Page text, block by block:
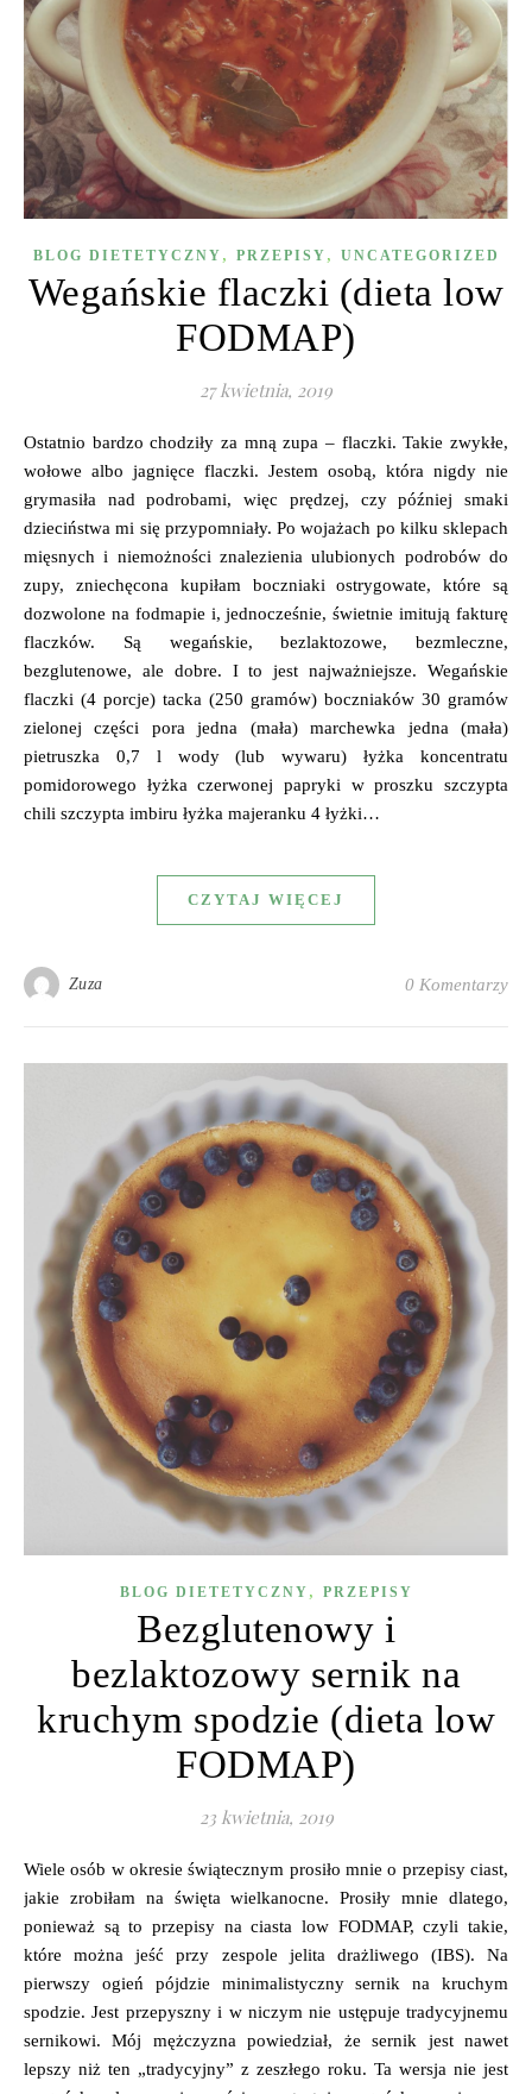
BLOG DIETETYCZNY , PRZEPISY , UNCATEGORIZED
Wegańskie flaczki (dieta low
FODMAP)
27 kwietnia, 2019
Ostatnio bardzo chodziły za mną zupa – flaczki. Takie zwykłe,
wołowe albo jagnięce flaczki. Jestem osobą, która nigdy nie
grymasiła nad podrobami, więc prędzej, czy później smaki
dzieciństwa mi się przypomniały. Po wojażach po kilku sklepach
mięsnych i niemożności znalezienia ulubionych podrobów do
zupy, zniechęcona kupiłam boczniaki ostrygowate, które są
dozwolone na fodmapie i, jednocześnie, świetnie imitują fakturę
flaczków. Są wegańskie, bezlaktozowe, bezmleczne,
bezglutenowe, ale dobre. I to jest najważniejsze. Wegańskie
flaczki (4 porcje) tacka (250 gramów) boczniaków 30 gramów
zielonej części pora jedna (mała) marchewka jedna (mała)
pietruszka 0,7 l wody (lub wywaru) łyżka koncentratu
pomidorowego łyżka czerwonej papryki w proszku szczypta
chili szczypta imbiru łyżka majeranku 4 łyżki…
CZYTAJ WIĘCEJ
Zuza 0 Komentarzy
BLOG DIETETYCZNY , PRZEPISY
Bezglutenowy i
bezlaktozowy sernik na
kruchym spodzie (dieta low
FODMAP)
23 kwietnia, 2019
Wiele osób w okresie świątecznym prosiło mnie o przepisy ciast,
jakie zrobiłam na święta wielkanocne. Prosiły mnie dlatego,
ponieważ są to przepisy na ciasta low FODMAP, czyli takie,
które można jeść przy zespole jelita drażliwego (IBS). Na
pierwszy ogień pójdzie minimalistyczny sernik na kruchym
spodzie. Jest przepyszny i w niczym nie ustępuje tradycyjnemu
sernikowi. Mój mężczyzna powiedział, że sernik jest nawet
lepszy niż ten „tradycyjny” z zeszłego roku. Ta wersja nie jest